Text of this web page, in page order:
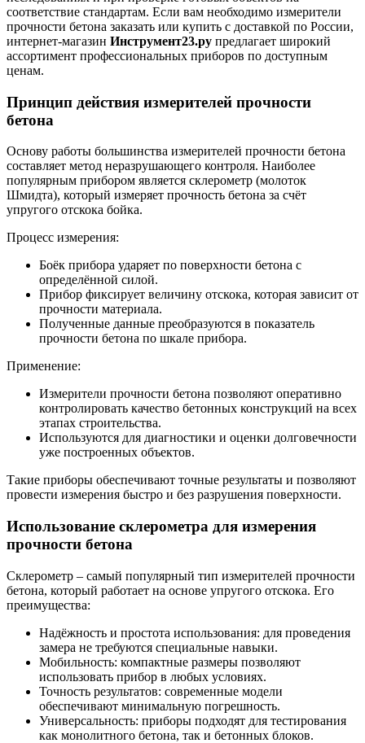
соответствие стандартам. Если вам необходимо измерители
прочности бетона заказать или купить с доставкой по России,
интернет-магазин Инструмент23.ру предлагает широкий
ассортимент профессиональных приборов по доступным
ценам.
Принцип действия измерителей прочности
бетона
Основу работы большинства измерителей прочности бетона
составляет метод неразрушающего контроля. Наиболее
популярным прибором является склерометр (молоток
Шмидта), который измеряет прочность бетона за счёт
упругого отскока бойка.
Процесс измерения:
Боёк прибора ударяет по поверхности бетона с
определённой силой.
Прибор фиксирует величину отскока, которая зависит от
прочности материала.
Полученные данные преобразуются в показатель
прочности бетона по шкале прибора.
Применение:
Измерители прочности бетона позволяют оперативно
контролировать качество бетонных конструкций на всех
этапах строительства.
Используются для диагностики и оценки долговечности
уже построенных объектов.
Такие приборы обеспечивают точные результаты и позволяют
провести измерения быстро и без разрушения поверхности.
Использование склерометра для измерения
прочности бетона
Склерометр – самый популярный тип измерителей прочности
бетона, который работает на основе упругого отскока. Его
преимущества:
Надёжность и простота использования: для проведения
замера не требуются специальные навыки.
Мобильность: компактные размеры позволяют
использовать прибор в любых условиях.
Точность результатов: современные модели
обеспечивают минимальную погрешность.
Универсальность: приборы подходят для тестирования
как монолитного бетона, так и бетонных блоков.